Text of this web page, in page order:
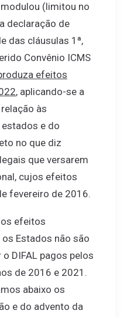
(limitou no
declaração de
das cláusulas 1ª,
Convênio ICMS
efeitos
, aplicando-se a
às
e do
no que diz
que versarem
cujos efeitos
fevereiro de 2016.
efeitos
os Estados não são
DIFAL pagos pelos
de 2016 e 2021.
abaixo os
e do advento da